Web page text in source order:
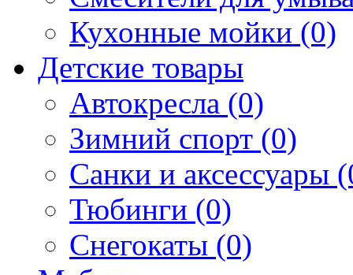
Кухонные мойки (0)
Детские товары
Автокресла (0)
Зимний спорт (0)
Санки и аксессуары
Тюбинги (0)
Снегокаты (0)